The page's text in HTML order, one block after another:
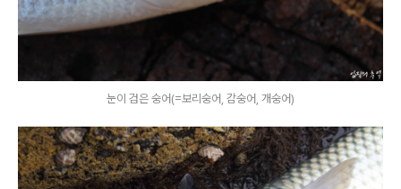
눈이 검은 숭어(=보리숭어, 감숭어, 개숭어)